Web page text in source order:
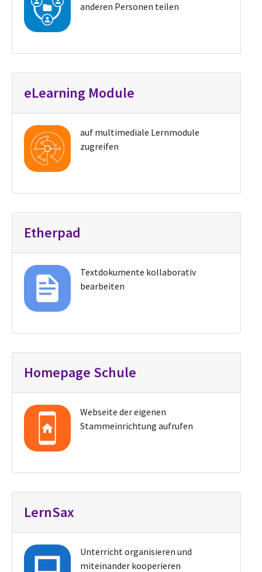
anderen Personen teilen
eLearning Module
auf multimediale Lernmodule
zugreifen
Etherpad
Textdokumente kollaborativ
bearbeiten
Homepage Schule
Webseite der eigenen
Stammeinrichtung aufrufen
LernSax
Unterricht organisieren und
miteinander kooperieren